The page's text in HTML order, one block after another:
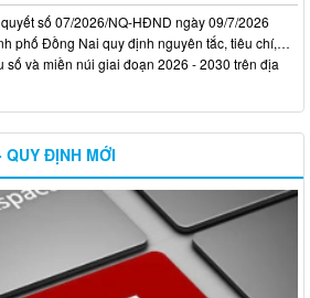
số 07/2026/NQ-HĐND ngày 09/7/2026
phố Đồng Nai quy định nguyên tắc, tiêu chí,…
số và miền núi giai đoạn 2026 - 2030 trên địa
QUY ĐỊNH MỚI